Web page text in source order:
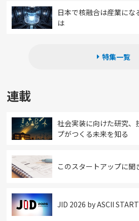
日本で核融合は産業にな
は
特集一覧
連載
社会実装に向けた研究、
プがつくる未来を知る
このスタートアップに聞
JID 2026 by ASCII